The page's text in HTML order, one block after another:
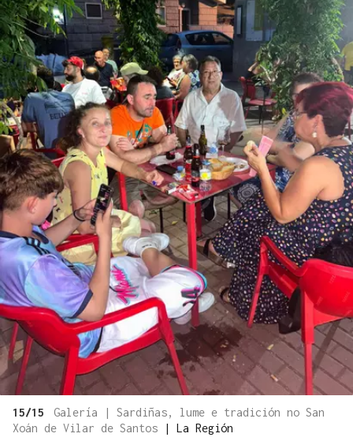
15/15
Galería | Sardiñas, lume e tradición no San
Xoán de Vilar de Santos
| La Región